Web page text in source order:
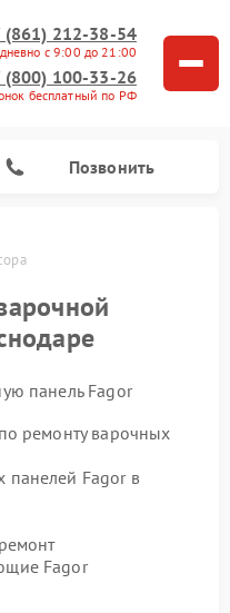
(861) 212-38-54
с 9:00 до 21:00
(800) 100-33-26
бесплатный по РФ
Позвонить
панель Fagor
ремонту варочных
панелей Fagor в
Fagor